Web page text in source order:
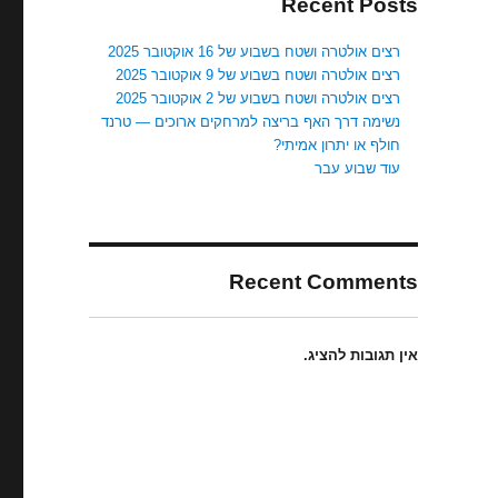
Recent Posts
רצים אולטרה ושטח בשבוע של 16 אוקטובר 2025
רצים אולטרה ושטח בשבוע של 9 אוקטובר 2025
רצים אולטרה ושטח בשבוע של 2 אוקטובר 2025
נשימה דרך האף בריצה למרחקים ארוכים — טרנד
חולף או יתרון אמיתי?
עוד שבוע עבר
Recent Comments
אין תגובות להציג.